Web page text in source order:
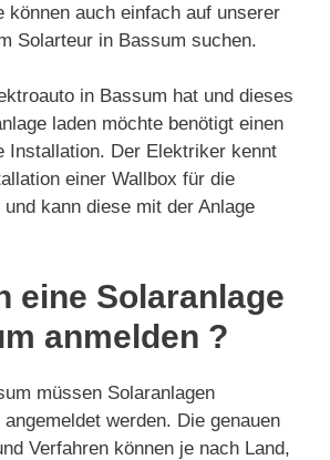
können auch einfach auf unserer
Solarteur in Bassum suchen.
in Bassum hat und dieses
laden möchte benötigt einen
Installation. Der Elektriker kennt
einer Wallbox für die
kann diese mit der Anlage
eine Solaranlage
anmelden ?
müssen Solaranlagen
werden. Die genauen
Verfahren können je nach Land,